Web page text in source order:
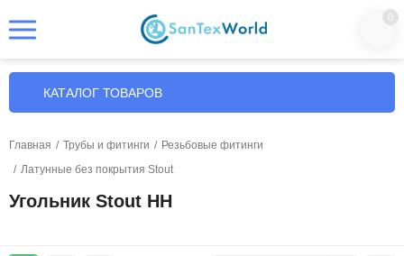
0
КАТАЛОГ ТОВАРОВ
Главная / Трубы и фитинги / Резьбовые фитинги
/ Латунные без покрытия Stout
Угольник Stout НН